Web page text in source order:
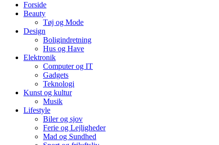
Forside
Beauty
Tøj og Mode
Design
Boligindretning
Hus og Have
Elektronik
Computer og IT
Gadgets
Teknologi
Kunst og kultur
Musik
Lifestyle
Biler og sjov
Ferie og Lejligheder
Mad og Sundhed